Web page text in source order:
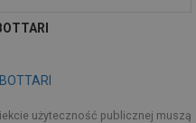
BOTTARI
użyteczność publicznej muszą